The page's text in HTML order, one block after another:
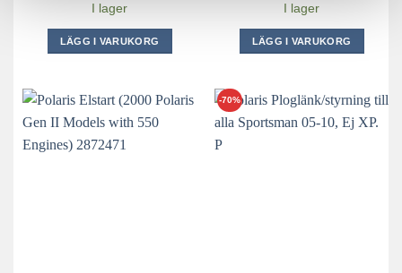
priset
var:
890,00 kr.
är:
I lager
LÄGG I VARUKORG
priset
var:
730,00 kr.
är:
I lager
LÄGG I VARUKORG
-70%